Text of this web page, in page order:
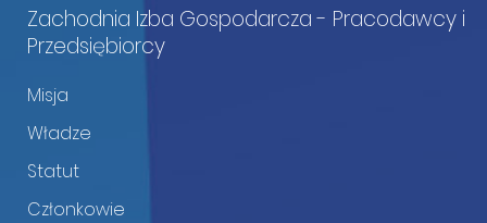
Zachodnia Izba Gospodarcza - Pracodawcy i
Przedsiębiorcy
Misja
Władze
Statut
Członkowie